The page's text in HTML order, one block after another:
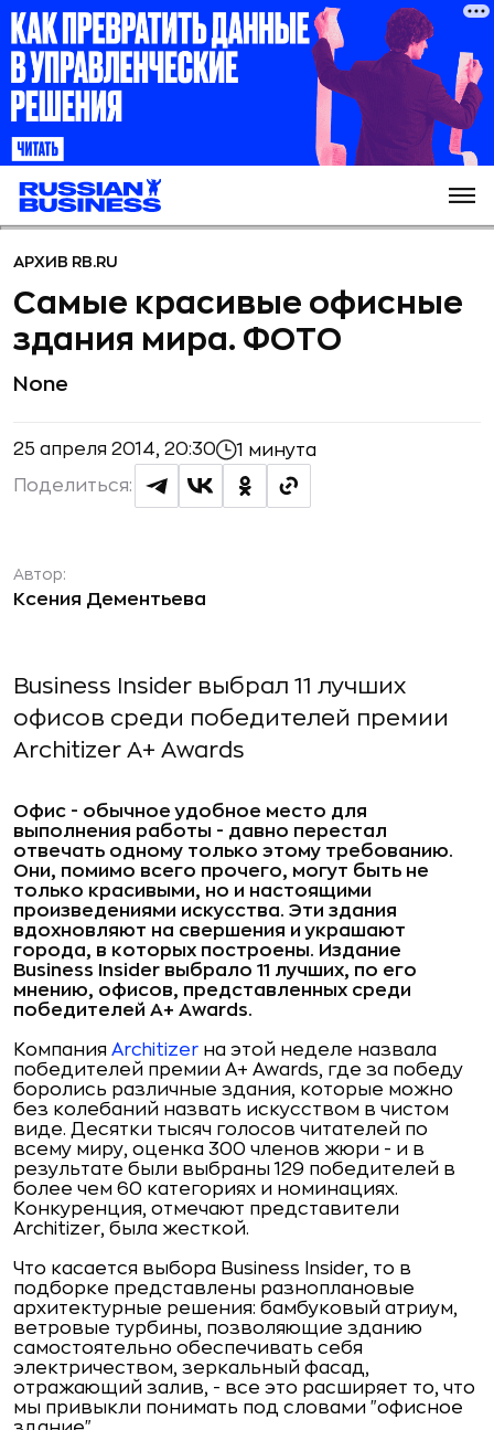
АРХИВ RB.RU
Самые красивые офисные
здания мира. ФОТО
None
25 апреля 2014, 20:30 1 минута
Поделиться:
Автор:
Ксения Дементьева
Business Insider выбрал 11 лучших
офисов среди победителей премии
Architizer A+ Awards
Офис - обычное удобное место для
выполнения работы - давно перестал
отвечать одному только этому требованию.
Они, помимо всего прочего, могут быть не
только красивыми, но и настоящими
произведениями искусства. Эти здания
вдохновляют на свершения и украшают
города, в которых построены. Издание
Business Insider выбрало 11 лучших, по его
мнению, офисов, представленных среди
победителей A+ Awards.
Компания Architizer на этой неделе назвала
победителей премии A+ Awards, где за победу
боролись различные здания, которые можно
без колебаний назвать искусством в чистом
виде. Десятки тысяч голосов читателей по
всему миру, оценка 300 членов жюри - и в
результате были выбраны 129 победителей в
более чем 60 категориях и номинациях.
Конкуренция, отмечают представители
Architizer, была жесткой.
Что касается выбора Business Insider, то в
подборке представлены разноплановые
архитектурные решения: бамбуковый атриум,
ветровые турбины, позволяющие зданию
самостоятельно обеспечивать себя
электричеством, зеркальный фасад,
отражающий залив, - все это расширяет то, что
мы привыкли понимать под словами "офисное